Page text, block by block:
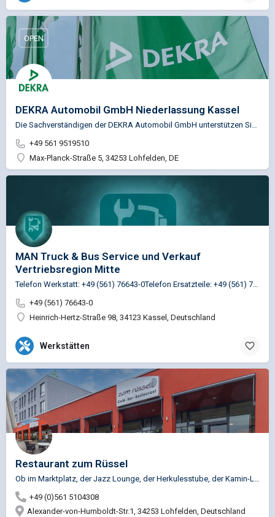
DEKRA Automobil GmbH Niederlassung Kassel
Die Sachverständigen der DEKRA Automobil GmbH unterstützen Sie u.a. in den Bereichen Fahrzeugprüfung,…
+49 561 9519510
Max-Planck-Straße 5, 34253 Lohfelden, DE
OPEN
MAN Truck & Bus Service und Verkauf
Vertriebsregion Mitte
Telefon Werkstatt: +49 (561) 76643-0Telefon Ersatzteile: +49 (561) 76643-230
+49 (561) 76643-0
Heinrich-Hertz-Straße 98, 34123 Kassel, Deutschland
Werkstätten
Restaurant zum Rüssel
Ob im Marktplatz, der Jazz Lounge, der Herkulesstube, der Kamin-Lounge oder auf der großen Terrasse mit…
+49 (0)561 5104308
Alexander-von-Humboldt-Str.1, 34253 Lohfelden, Deutschland